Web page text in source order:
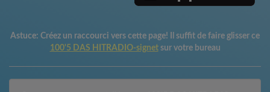
Astuce: Créez un raccourci vers cette page! Il suffit de faire glisser ce
100'5 DAS HITRADIO-signet sur votre bureau